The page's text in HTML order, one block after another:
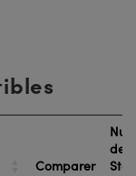
Comparer
de